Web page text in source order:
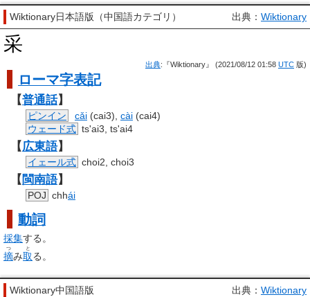
Wiktionary日本語版（中国語カテゴリ） 出典： Wiktionary
采
出典:『Wiktionary』 (2021/08/12 01:58 UTC 版)
ローマ字表記
【普通話】
ピンイン cǎi (cai3), cài (cai4)
ウェード式 ts'ai3, ts'ai4
【広東語】
イェール式 choi2, choi3
【 閩南語】
POJ chhái
動詞
採集する。
摘
つ
み取
と
る。
Wiktionary中国語版 出典： Wiktionary